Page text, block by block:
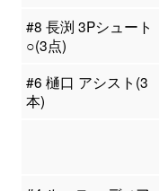
#8 長渕 3Pシュート
○(3点)
#6 樋口 アシスト(3
本)